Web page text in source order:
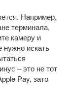
Например,
терминала,
камеру и
нужно искать
– это не тот
Pay, зато